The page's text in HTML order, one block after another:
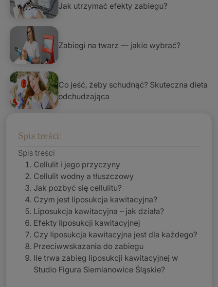
Jak utrzymać efekty zabiegu?
Zabiegi na twarz — jakie wybrać?
Co jeść, żeby schudnąć? Skuteczna dieta
odchudzająca
Spis treści:
Spis treści
Cellulit i jego przyczyny
Cellulit wodny a tłuszczowy
Jak pozbyć się cellulitu?
Czym jest liposukcja kawitacyjna?
Liposukcja kawitacyjna – jak działa?
Efekty liposukcji kawitacyjnej
Czy liposukcja kawitacyjna jest dla każdego?
Przeciwwskazania do zabiegu
Ile trwa zabieg liposukcji kawitacyjnej w
Studio Figura Siemianowice Śląskie?